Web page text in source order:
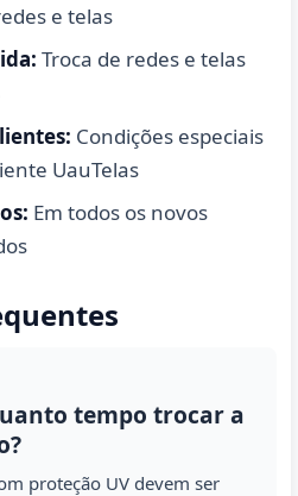
e telas
Troca de redes e telas
Condições especiais
UauTelas
Em todos os novos
tempo trocar a
proteção UV devem ser